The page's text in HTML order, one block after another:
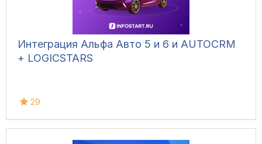
Интеграция Альфа Авто 5 и 6 и AUTOCRM
+ LOGICSTARS
29